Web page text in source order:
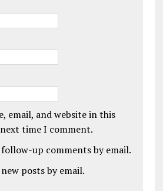
email, and website in this
time I comment.
up comments by email.
posts by email.